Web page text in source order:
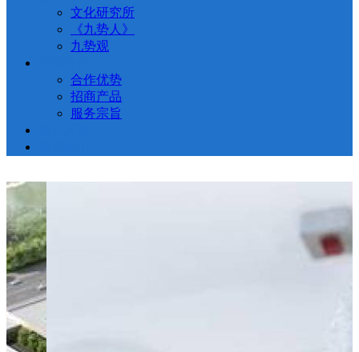
文化研究所
《九势人》
九势观
合作优势
招商产品
服务宗旨